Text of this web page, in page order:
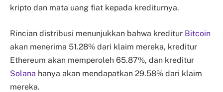
kripto dan mata uang fiat kepada krediturnya.
Rincian distribusi menunjukkan bahwa kreditur Bitcoin
akan menerima 51.28% dari klaim mereka, kreditur
Ethereum akan memperoleh 65.87%, dan kreditur
Solana hanya akan mendapatkan 29.58% dari klaim
mereka.